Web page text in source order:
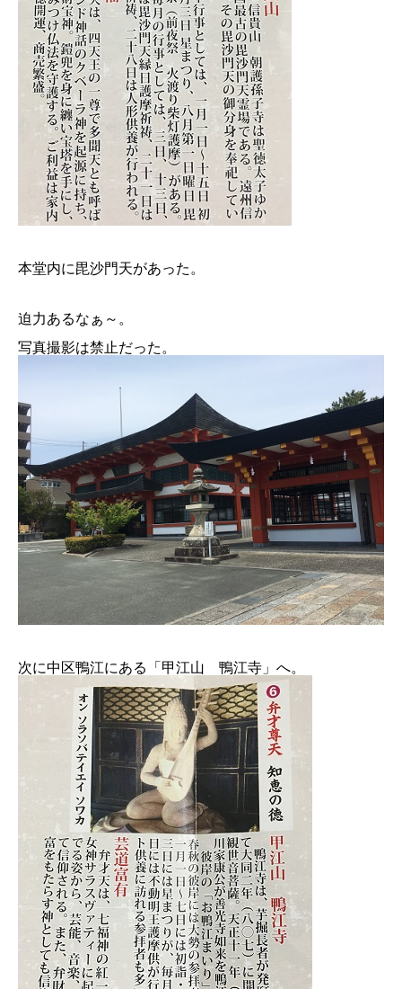
本堂内に毘沙門天があった。
迫力あるなぁ～。
写真撮影は禁止だった。
次に中区鴨江にある「甲江山 鴨江寺」へ。